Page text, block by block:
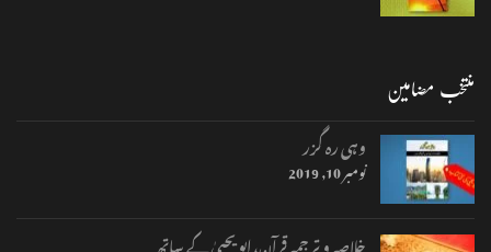
منتخب مضامین
وہی رہ گزر
نومبر 10, 2019
خلاصہ و ترجمہ قرآن، ابو یحییٰ کے ساتھ